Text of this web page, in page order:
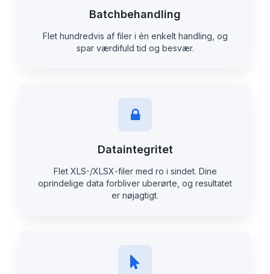
Batchbehandling
Flet hundredvis af filer i én enkelt handling, og
spar værdifuld tid og besvær.
Dataintegritet
Flet XLS-/XLSX-filer med ro i sindet. Dine
oprindelige data forbliver uberørte, og resultatet
er nøjagtigt.